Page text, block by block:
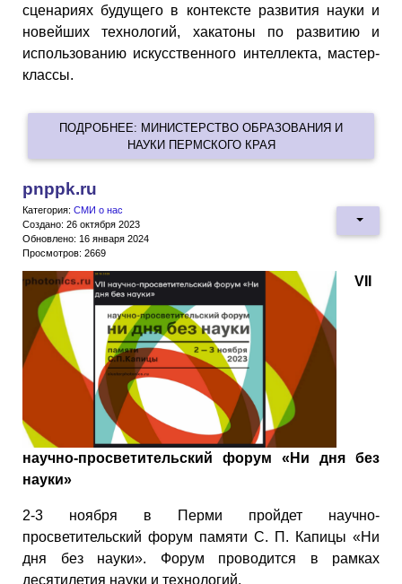
сценариях будущего в контексте развития науки и
новейших технологий, хакатоны по развитию и
использованию искусственного интеллекта, мастер-
классы.
ПОДРОБНЕЕ: МИНИСТЕРСТВО ОБРАЗОВАНИЯ И
НАУКИ ПЕРМСКОГО КРАЯ
pnppk.ru
Категория: СМИ о нас
Создано: 26 октября 2023
Обновлено: 16 января 2024
Просмотров: 2669
VII
научно-просветительский форум «Ни дня без
науки»
2-3 ноября в Перми пройдет научно-
просветительский форум памяти С. П. Капицы «Ни
дня без науки». Форум проводится в рамках
десятилетия науки и технологий.